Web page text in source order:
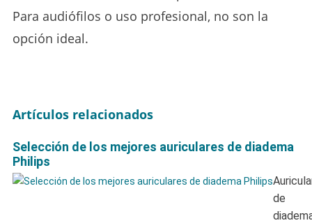
Para audiófilos o uso profesional, no son la
opción ideal.
Artículos relacionados
Selección de los mejores auriculares de diadema
Philips
de